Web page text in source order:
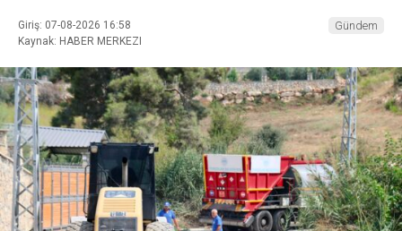
Giriş: 07-08-2026 16:58
Kaynak: HABER MERKEZI
Gündem